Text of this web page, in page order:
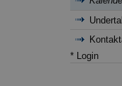
* Login